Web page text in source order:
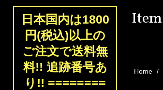
Item
Home
日本国内は1800
円(税込)以上の
ご注文で送料無
料!! 追跡番号あ
り!! ========